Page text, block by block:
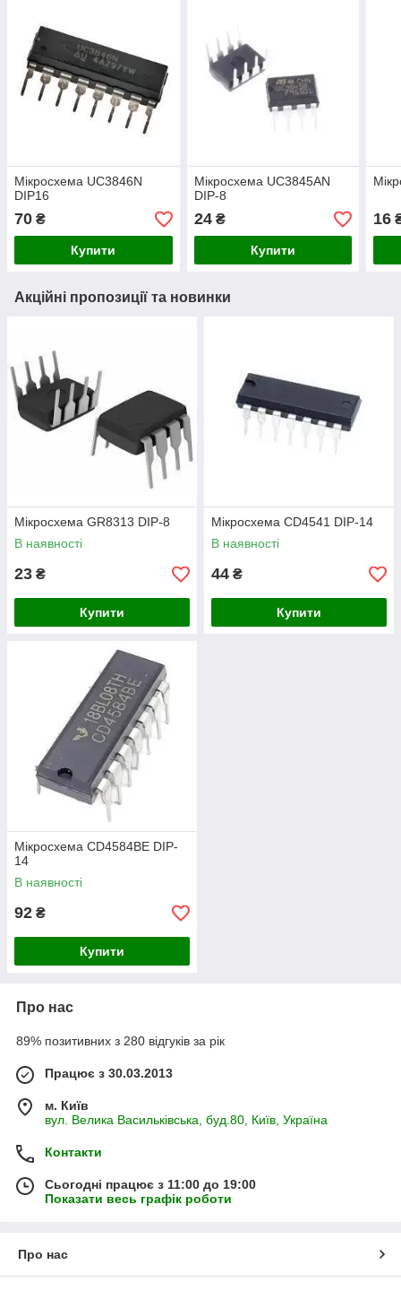
Мікросхема UC3846N
DIP16
70 ₴
Купити
Мікросхема UC3845AN
DIP-8
24₴
Купити
16
Акційні пропозиції та новинки
Мікросхема GR8313 DIP-8
В наявності
23 ₴
Купити
Мікросхема СD4541 DIP-14
В наявності
44 ₴
Купити
Мікросхема CD4584BE DIP-
14
В наявності
92 ₴
Купити
Про нас
89% позитивних з 280 відгуків за рік
Працює з 30.03.2013
м. Київ
вул. Велика Васильківська, буд.80, Київ, Україна
Контакти
Сьогодні працює з 11:00 до 19:00
Показати весь графік роботи
Про нас